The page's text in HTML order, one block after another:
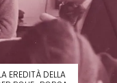
EREDITÀ DELLA